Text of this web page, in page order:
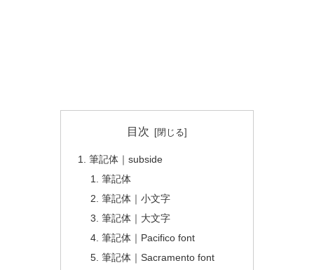
目次
筆記体｜subside
筆記体
筆記体｜小文字
筆記体｜大文字
筆記体｜Pacifico font
筆記体｜Sacramento font